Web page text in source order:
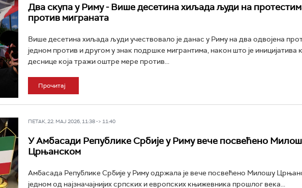
Два скупа у Риму - Више десетина хиљада људи на
против миграната
Више десетина хиљада људи учествовало је данас у Риму на два одвојена
једном против и другом у знак подршке мигрантима, након што је иницијатива
деснице која тражи оштре мере против...
Прочитај
ПЕТАК, 22. МАЈ 2026, 11:38 -> 11:40
У Амбасади Републике Србије у Риму вече посвећено
Црњанском
Амбасада Републике Србије у Риму одржала је вече посвећено Милошу
једном од најзначајнијих српских и европских књижевника прошлог века...